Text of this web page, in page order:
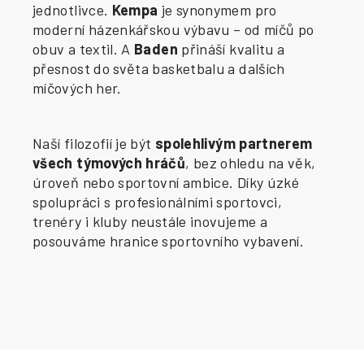
jednotlivce. Kempa je synonymem pro
moderní házenkářskou výbavu – od míčů po
obuv a textil. A Baden přináší kvalitu a
přesnost do světa basketbalu a dalších
míčových her.
Naší filozofií je být spolehlivým partnerem
všech týmových hráčů, bez ohledu na věk,
úroveň nebo sportovní ambice. Díky úzké
spolupráci s profesionálními sportovci,
trenéry i kluby neustále inovujeme a
posouváme hranice sportovního vybavení.